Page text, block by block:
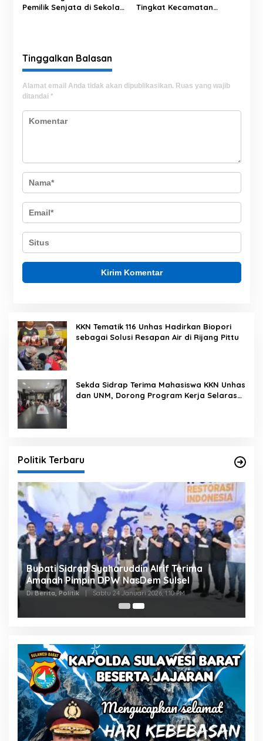
Pemilik Senjata di Sekolah
Tingkat Kecamatan
Tinggalkan Balasan
Alamat email Anda tidak akan dipublikasikan. Ruas yang wajib
ditandai *
KKN Tematik 116 Unhas Hadirkan Biopori
sebagai Solusi Resapan Air di Rijang Pittu
Sekda Sidrap Terima Mahasiswa KKN Unhas
dan UNM, Dorong Program Kerja Selaras
Politik Terbaru
Bupati Sidrap Syaharuddin Alrif Terima
Amanah Pimpin DPW NasDem Sulsel
Di Berita, Politik | Sabtu 24 Januari 2026, 1:10 PM